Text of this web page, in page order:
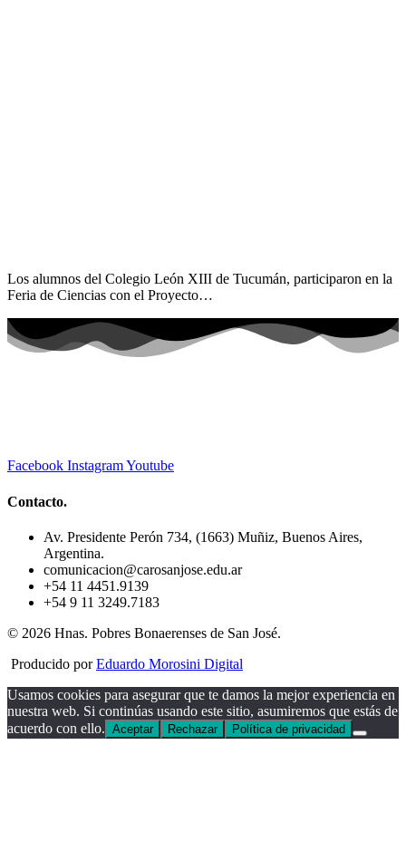
Los alumnos del Colegio León XIII de Tucumán, participaron en la
Feria de Ciencias con el Proyecto…
Facebook InstagramYoutube
Contacto.
Av. Presidente Perón 734, (1663) Muñiz, Buenos Aires,
Argentina.
comunicacion@carosanjose.edu.ar
+54 11 4451.9139
+54 9 11 3249.7183
© 2026 Hnas. Pobres Bonaerenses de San José.
Producido porEduardo Morosini Digital
Usamos cookies para asegurar que te damos la mejor experiencia en
nuestra web. Si continúas usando este sitio, asumiremos que estás de
acuerdo con ello. Aceptar Rechazar Política de privacidad